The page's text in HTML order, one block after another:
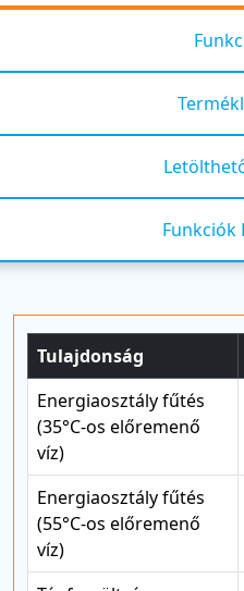
Funkciók
Tulajdonság
Energiaosztály fűtés
(35°C-os előremenő
víz)
Energiaosztály fűtés
(55°C-os előremenő
víz)